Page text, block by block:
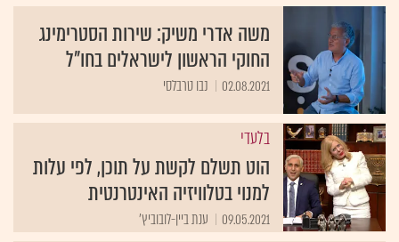
משה אדרי משיק: שירות הסטרימינג
החוקי הראשון לישראלים בחו"ל
02.08.2021 נבו טרבלסי
בלעדי
הוט תשלם לקשת על תוכן, לפי עלות
למנוי בטלוויזיה האינטרנטית
09.05.2021 ענת ביין-לובוביץ'